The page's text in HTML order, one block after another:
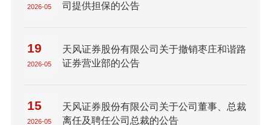
2026-05
司提供担保的公告
19
2026-05
天风证券股份有限公司关于撤销枣庄和谐路
证券营业部的公告
15
2026-05
天风证券股份有限公司关于公司董事、总裁
离任及聘任公司总裁的公告